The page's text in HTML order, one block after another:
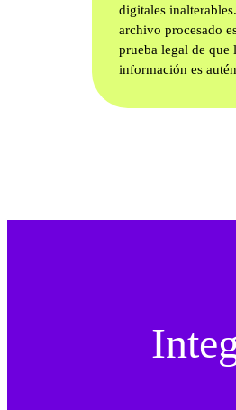
digitales
archivo procesado
prueba legal de que
información es